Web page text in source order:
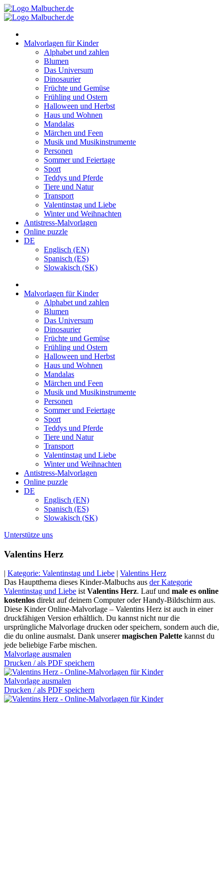
Zum
Inhalt
Malvorlagen für Kinder
Alphabet und zahlen
Blumen
Das Universum
Dinosaurier
Früchte und Gemüse
Frühling und Ostern
Halloween und Herbst
Haus und Wohnen
Mandalas
Märchen und Feen
Musik und Musikinstrumente
Personen
Sommer und Feiertage
Sport
Teddys und Pferde
Tiere und Natur
Transport
Valentinstag und Liebe
Winter und Weihnachten
Antistress-Malvorlagen
Online puzzle
DE
Englisch (EN)
Spanisch (ES)
Slowakisch (SK)
Malvorlagen für Kinder
Alphabet und zahlen
Blumen
Das Universum
Dinosaurier
Früchte und Gemüse
Frühling und Ostern
Halloween und Herbst
Haus und Wohnen
Mandalas
Märchen und Feen
Musik und Musikinstrumente
Personen
Sommer und Feiertage
Sport
Teddys und Pferde
Tiere und Natur
Transport
Valentinstag und Liebe
Winter und Weihnachten
Antistress-Malvorlagen
Online puzzle
DE
Englisch (EN)
Spanisch (ES)
Slowakisch (SK)
Unterstütze uns
Valentins Herz
| Kategorie: Valentinstag und Liebe | Valentins Herz
Das Hauptthema dieses Kinder-Malbuchs aus der Kategorie
Valentinstag und Liebe istValentins Herz. Lauf und male es online
kostenlos direkt auf deinem Computer oder Handy-Bildschirm aus.
Diese Kinder Online-Malvorlage – Valentins Herz ist auch in einer
druckfähigen Version erhältlich. Du kannst nicht nur die
ursprüngliche Malvorlage drucken oder speichern, sondern auch die,
die du online ausmalst. Dank unserermagischen Palette kannst du
jede beliebige Farbe mischen.
Malvorlage ausmalen
Drucken / als PDF speichern
Malvorlage ausmalen
Drucken / als PDF speichern